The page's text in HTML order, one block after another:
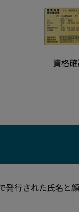
資格
発行された氏名と